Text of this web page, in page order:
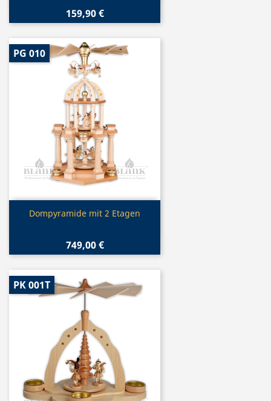
159,90 €
Vorschau
Dompyramide mit 2 Etagen
749,00 €
PG 010
PK 001T